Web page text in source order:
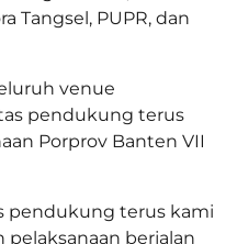
Tangsel, PUPR, dan
venue
pendukung terus
Porprov Banten VII
pendukung terus kami
berjalan